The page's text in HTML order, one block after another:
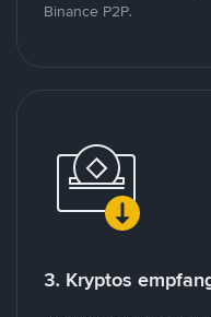
Binance P2P.
3. Kryptos